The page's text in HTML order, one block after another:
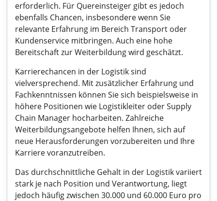
erforderlich. Für Quereinsteiger gibt es jedoch
ebenfalls Chancen, insbesondere wenn Sie
relevante Erfahrung im Bereich Transport oder
Kundenservice mitbringen. Auch eine hohe
Bereitschaft zur Weiterbildung wird geschätzt.
Karrierechancen in der Logistik sind
vielversprechend. Mit zusätzlicher Erfahrung und
Fachkenntnissen können Sie sich beispielsweise in
höhere Positionen wie Logistikleiter oder Supply
Chain Manager hocharbeiten. Zahlreiche
Weiterbildungsangebote helfen Ihnen, sich auf
neue Herausforderungen vorzubereiten und Ihre
Karriere voranzutreiben.
Das durchschnittliche Gehalt in der Logistik variiert
stark je nach Position und Verantwortung, liegt
jedoch häufig zwischen 30.000 und 60.000 Euro pro